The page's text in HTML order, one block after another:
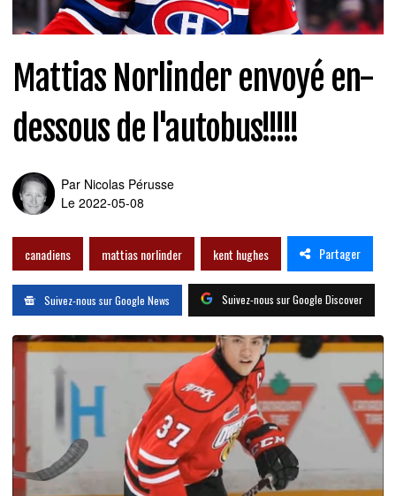
Mattias Norlinder envoyé en-
dessous de l'autobus!!!!!
Par Nicolas Pérusse
Le 2022-05-08
canadiens mattias norlinder kent hughes Partager
Suivez-nous sur Google News Suivez-nous sur Google Discover